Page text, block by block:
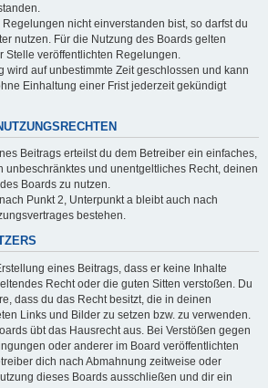
nicht einverstanden bist, so darfst du
nutzen. Für die Nutzung des Boards gelten
Stelle veröffentlichten Regelungen.
wird auf unbestimmte Zeit geschlossen und kann
Einhaltung einer Frist jederzeit gekündigt
Beitrags erteilst du dem Betreiber ein einfaches,
unbeschränktes und unentgeltliches Recht, deinen
Boards zu nutzen.
Punkt 2, Unterpunkt a bleibt auch nach
bestehen.
eines Beitrags, dass er keine Inhalte
Recht oder die guten Sitten verstoßen. Du
dass du das Recht besitzt, die in deinen
Links und Bilder zu setzen bzw. zu verwenden.
übt das Hausrecht aus. Bei Verstößen gegen
oder anderer im Board veröffentlichten
dich nach Abmahnung zeitweise oder
dieses Boards ausschließen und dir ein